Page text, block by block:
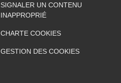
SIGNALER UN CONTENU
INAPPROPRIÉ
CHARTE COOKIES
GESTION DES COOKIES